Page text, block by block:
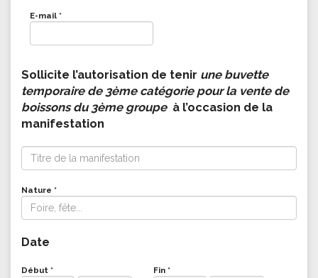
E-mail *
Sollicite l’autorisation de tenir une buvette
temporaire de 3ème catégorie pour la vente de
boissons du 3ème groupeà l’occasion de la
manifestation
Nature *
Date
Début * Fin*